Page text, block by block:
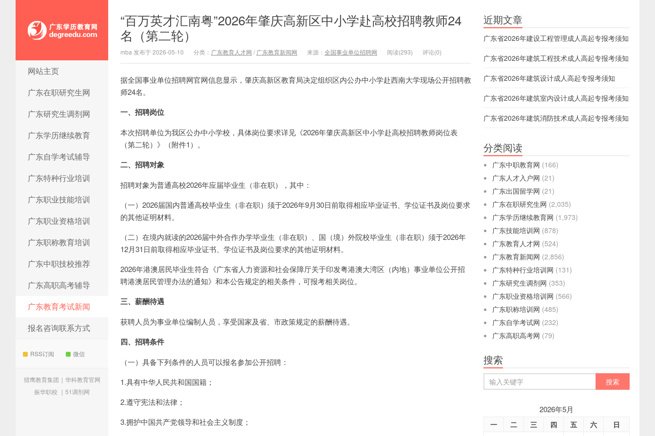
广东学历教育网
网站主页
广东在职研究生网
广东研究生调剂网
广东学历继续教育
广东自学考试辅导
广东特种行业培训
广东职业技能培训
广东职业资格培训
广东职称教育培训
广东中职技校推荐
广东高职高考辅导
广东教育考试新闻
报名咨询联系方式
RSS订阅 微信
猎鹰教育集团 | 华科教育官网
振华职校 | 51调剂网
“百万英才汇南粤”2026年肇庆高新区中小学赴高校招聘教师24
名（第二轮）
mba 发布于 2026-05-10 分类： 广东教育人才网 / 广东教育新闻网 来源： 全国事业单位招聘网 阅读(293) 评论(0)
据全国事业单位招聘网官网信息显示，肇庆高新区教育局决定组织区内公办中小学赴西南大学现场公开招聘教
师24名。
一、招聘岗位
本次招聘单位为我区公办中小学校，具体岗位要求详见《2026年肇庆高新区中小学赴高校招聘教师岗位表
（第二轮）》（附件1）。
二、招聘对象
招聘对象为普通高校2026年应届毕业生（非在职），其中：
（一）2026届国内普通高校毕业生（非在职）须于2026年9月30日前取得相应毕业证书、学位证书及岗位要求
的其他证明材料。
（二）在境内就读的2026届中外合作办学毕业生（非在职）、国（境）外院校毕业生（非在职）须于2026年
12月31日前取得相应毕业证书、学位证书及岗位要求的其他证明材料。
2026年港澳居民毕业生符合《广东省人力资源和社会保障厅关于印发粤港澳大湾区（内地）事业单位公开招
聘港澳居民管理办法的通知》和本公告规定的相关条件，可报考相关岗位。
三、薪酬待遇
获聘人员为事业单位编制人员，享受国家及省、市政策规定的薪酬待遇。
四、招聘条件
（一）具备下列条件的人员可以报名参加公开招聘：
1.具有中华人民共和国国籍；
2.遵守宪法和法律；
3.拥护中国共产党领导和社会主义制度；
近期文章
广东省2026年建设工程管理成人高起专报考须知
广东省2026年建筑工程技术成人高起专报考须知
广东省2026年建筑设计成人高起专报考须知
广东省2026年建筑室内设计成人高起专报考须知
广东省2026年建筑消防技术成人高起专报考须知
分类阅读
广东中职教育网 (166)
广东人才入户网 (21)
广东出国留学网 (21)
广东在职研究生网 (2,035)
广东学历继续教育网 (1,973)
广东技能培训网 (878)
广东教育人才网 (524)
广东教育新闻网 (2,856)
广东特种行业培训网 (131)
广东研究生调剂网 (353)
广东职业资格培训网 (566)
广东职称培训网 (485)
广东自学考试网 (232)
广东高职高考网 (79)
搜索
2026年5月
一 二 三 四 五 六 日